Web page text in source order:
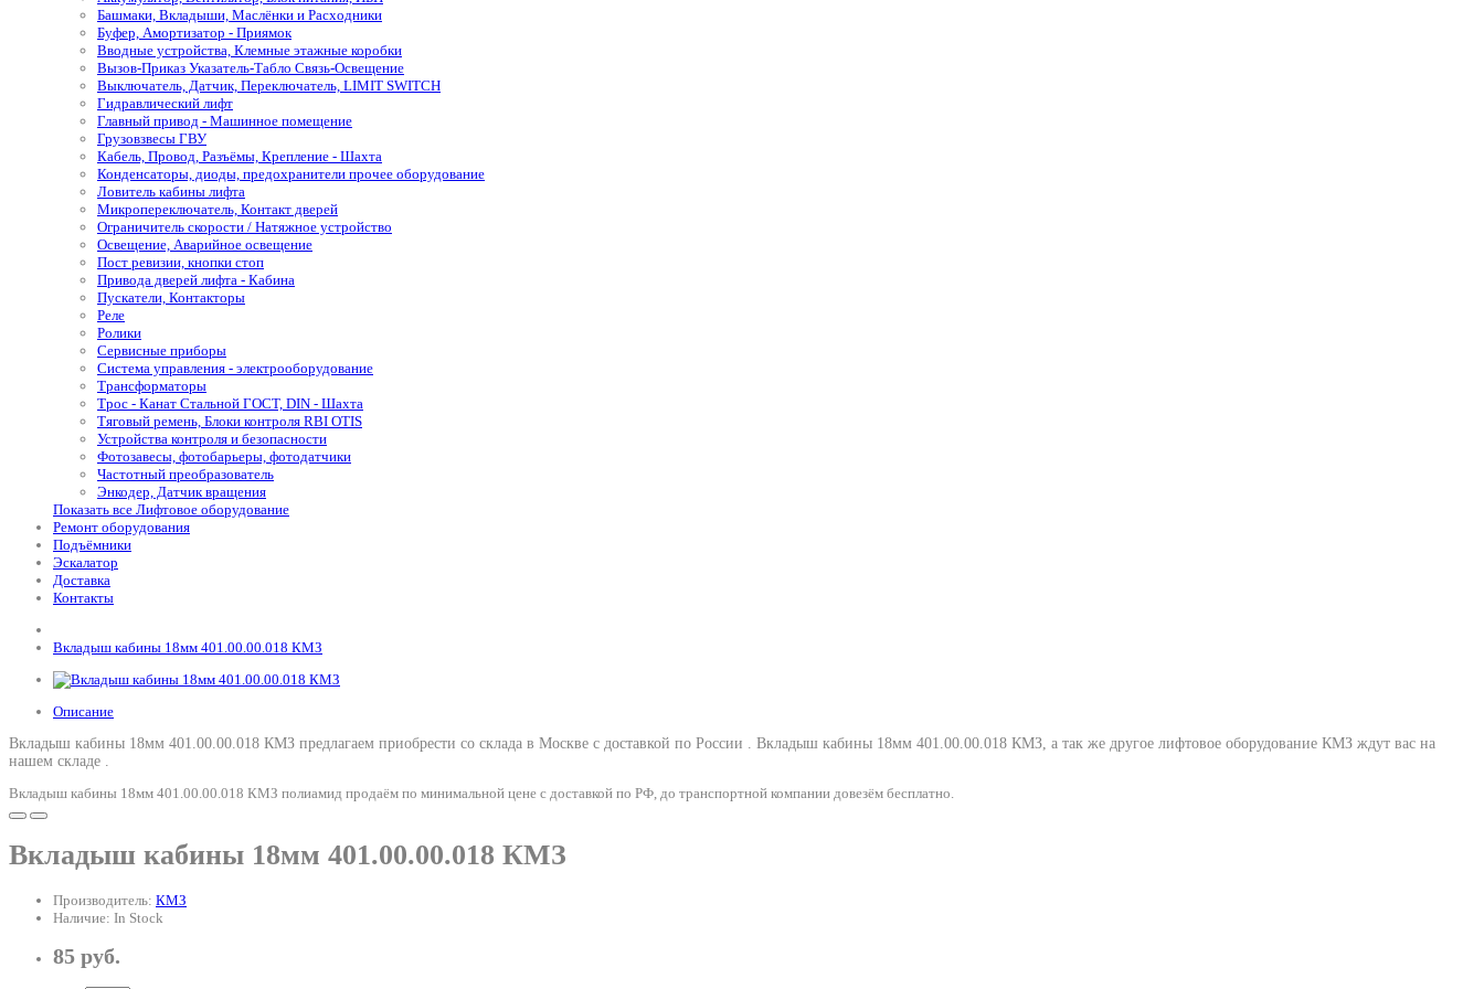
Башмаки, Вкладыши, Маслёнки и Расходники
Буфер, Амортизатор - Приямок
Вводные устройства, Клемные этажные коробки
Вызов-Приказ Указатель-Табло Связь-Освещение
Выключатель, Датчик, Переключатель, LIMIT SWITCH
Гидравлический лифт
Главный привод - Машинное помещение
Грузовзвесы ГВУ
Кабель, Провод, Разъёмы, Крепление - Шахта
Конденсаторы, диоды, предохранители прочее оборудование
Ловитель кабины лифта
Микропереключатель, Контакт дверей
Ограничитель скорости / Натяжное устройство
Освещение, Аварийное освещение
Пост ревизии, кнопки стоп
Привода дверей лифта - Кабина
Пускатели, Контакторы
Реле
Ролики
Сервисные приборы
Система управления - электрооборудование
Трансформаторы
Трос - Канат Стальной ГОСТ, DIN - Шахта
Тяговый ремень, Блоки контроля RBI OTIS
Устройства контроля и безопасности
Фотозавесы, фотобарьеры, фотодатчики
Частотный преобразователь
Энкодер, Датчик вращения
Показать все Лифтовое оборудование
Ремонт оборудования
Подъёмники
Эскалатор
Доставка
Контакты
Вкладыш кабины 18мм 401.00.00.018 КМЗ
Описание
Вкладыш кабины 18мм 401.00.00.018 КМЗ предлагаем приобрести со склада в Москве с доставкой по России . Вкладыш кабины 18мм 401.00.00.018 КМЗ, а так же другое лифтовое оборудование КМЗ ждут вас на
нашем складе .
Вкладыш кабины 18мм 401.00.00.018 КМЗ полиамид продаём по минимальной цене с доставкой по РФ, до транспортной компании довезём бесплатно.
Вкладыш кабины 18мм 401.00.00.018 КМЗ
Производитель: КМЗ
Наличие: In Stock
85 руб.